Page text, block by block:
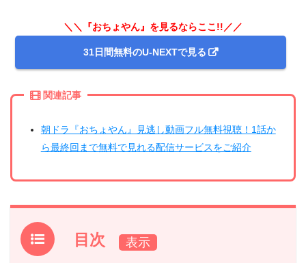
＼＼『おちょやん』を見るならここ!!／／
31日間無料のU-NEXTで見る
関連記事
朝ドラ『おちょやん』見逃し動画フル無料視聴！1話か
ら最終回まで無料で見れる配信サービスをご紹介
目次